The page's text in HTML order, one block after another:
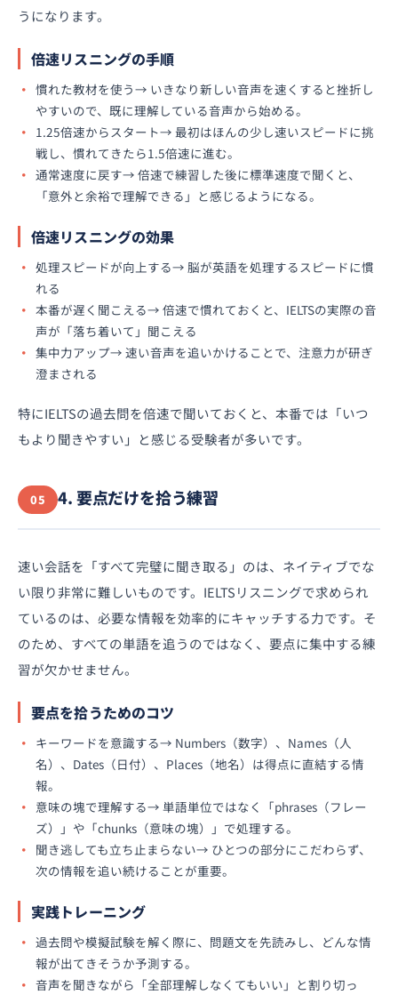
うになります。
倍速リスニングの手順
慣れた教材を使う→ いきなり新しい音声を速くすると挫折し
やすいので、既に理解している音声から始める。
1.25倍速からスタート→ 最初はほんの少し速いスピードに挑
戦し、慣れてきたら1.5倍速に進む。
通常速度に戻す→ 倍速で練習した後に標準速度で聞くと、
「意外と余裕で理解できる」と感じるようになる。
倍速リスニングの効果
処理スピードが向上する→ 脳が英語を処理するスピードに慣
れる
本番が遅く聞こえる→ 倍速で慣れておくと、IELTSの実際の音
声が「落ち着いて」聞こえる
集中力アップ→ 速い音声を追いかけることで、注意力が研ぎ
澄まされる
特にIELTSの過去問を倍速で聞いておくと、本番では「いつ
もより聞きやすい」と感じる受験者が多いです。
05 4. 要点だけを拾う練習
速い会話を「すべて完璧に聞き取る」のは、ネイティブでな
い限り非常に難しいものです。IELTSリスニングで求められ
ているのは、必要な情報を効率的にキャッチする力です。そ
のため、すべての単語を追うのではなく、要点に集中する練
習が欠かせません。
要点を拾うためのコツ
キーワードを意識する→ Numbers（数字）、Names（人
名）、Dates（日付）、Places（地名）は得点に直結する情
報。
意味の塊で理解する→ 単語単位ではなく「phrases（フレー
ズ）」や「chunks（意味の塊）」で処理する。
聞き逃しても立ち止まらない→ ひとつの部分にこだわらず、
次の情報を追い続けることが重要。
実践トレーニング
過去問や模擬試験を解く際に、問題文を先読みし、どんな情
報が出てきそうか予測する。
音声を聞きながら「全部理解しなくてもいい」と割り切っ